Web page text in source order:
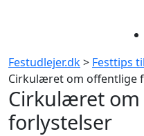
Festudlejer.dk> Festtips
Cirkulæret om offentlige
Cirkulæret
forlystelser